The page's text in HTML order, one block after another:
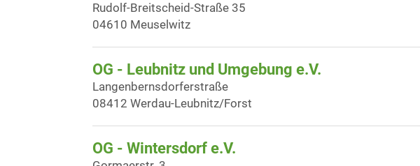
Rudolf-Breitscheid-Straße 35
04610 Meuselwitz
OG - Leubnitz und Umgebung e.V.
Langenbernsdorferstraße
08412 Werdau-Leubnitz/Forst
OG - Wintersdorf e.V.